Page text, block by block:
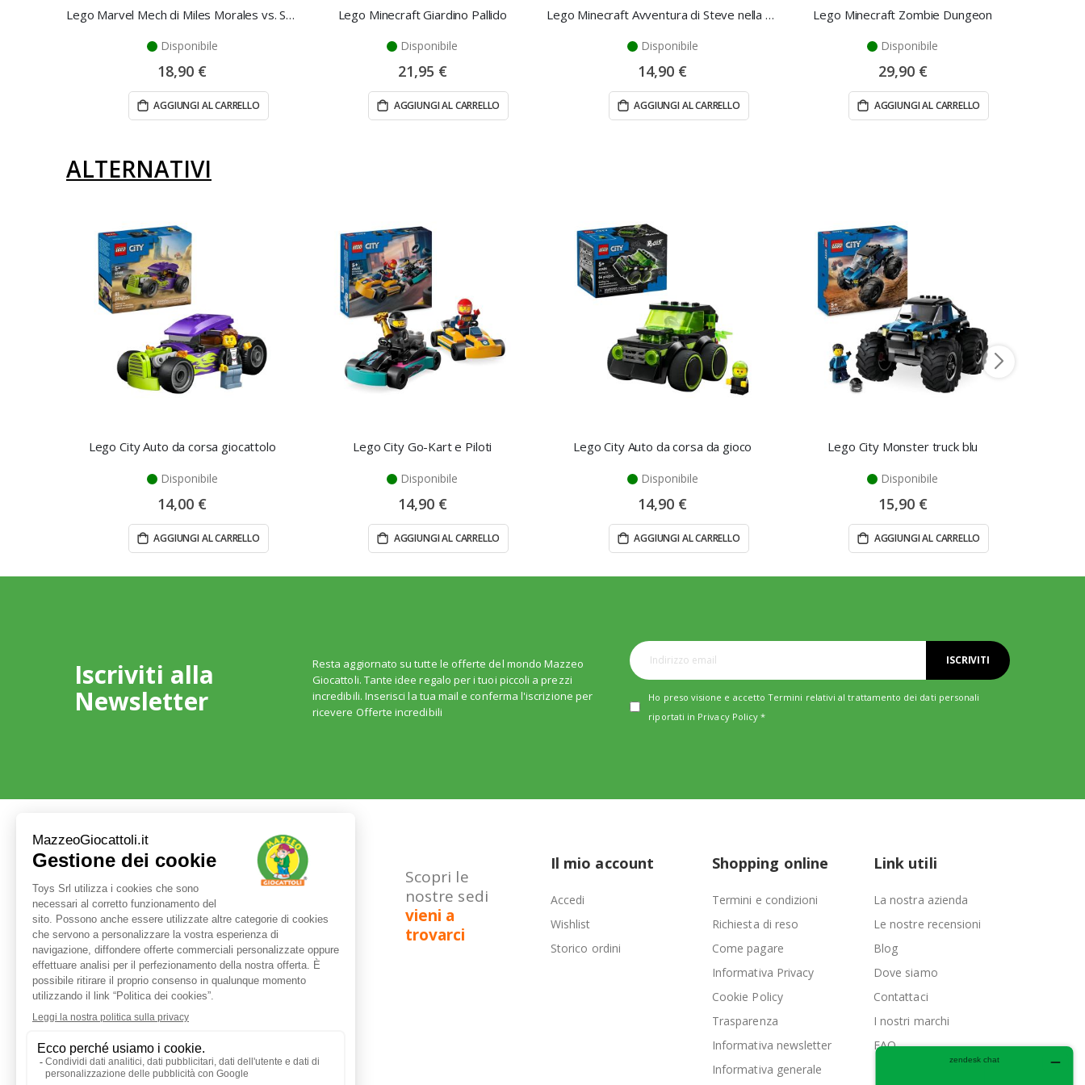
Lego Marvel Mech di Miles Morales vs. Spider-Man 2099
Disponibile
18,90 €
AGGIUNGI AL CARRELLO
Lego Minecraft Giardino Pallido
Disponibile
21,95 €
AGGIUNGI AL CARRELLO
Lego Minecraft Avventura di Steve nella Taiga
Disponibile
14,90 €
AGGIUNGI AL CARRELLO
Lego Minecraft Zombie Dungeon
Disponibile
29,90 €
AGGIUNGI AL CARRELLO
ALTERNATIVI
Lego City Auto da corsa giocattolo
Disponibile
14,00 €
AGGIUNGI AL CARRELLO
Lego City Go-Kart e Piloti
Disponibile
14,90 €
AGGIUNGI AL CARRELLO
Lego City Auto da corsa da gioco
Disponibile
14,90 €
AGGIUNGI AL CARRELLO
Lego City Monster truck blu
Disponibile
15,90 €
AGGIUNGI AL CARRELLO
Iscriviti alla
Newsletter
Resta aggiornato su tutte le offerte del mondo Mazzeo
Giocattoli. Tante idee regalo per i tuoi piccoli a prezzi
incredibili. Inserisci la tua mail e conferma l'iscrizione per
ricevere Offerte incredibili
ISCRIVITI
Ho preso visione e accetto Termini relativi al trattamento dei dati personali
riportati in Privacy Policy *
Servizio clienti
TEL: +39 3480437875
9:00 - 17:30
E-MAIL:
shop@mazzeogiocattoli.it
Scopri le
nostre sedi
vieni a
trovarci
Il mio account
Accedi
Wishlist
Storico ordini
Shopping online
Termini e condizioni
Richiesta di reso
Come pagare
Informativa Privacy
Cookie Policy
Trasparenza
Informativa newsletter
Informativa generale
Link utili
La nostra azienda
Le nostre recensioni
Blog
Dove siamo
Contattaci
I nostri marchi
FAQ